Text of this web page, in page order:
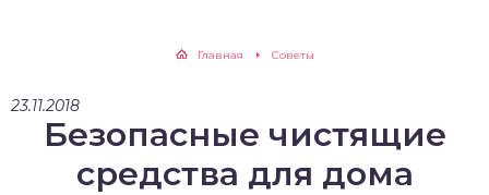
Главная Советы
23.11.2018
Безопасные чистящие
средства для дома